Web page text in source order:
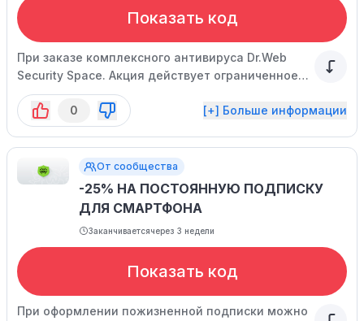
Показать код
При заказе комплексного антивируса Dr.Web
Security Space. Акция действует ограниченное
время.
0
[+] Больше информации
От сообщества
-25% НА ПОСТОЯННУЮ ПОДПИСКУ
ДЛЯ СМАРТФОНА
Заканчиваетсячерез 3 недели
Показать код
При оформлении пожизненной подписки можно